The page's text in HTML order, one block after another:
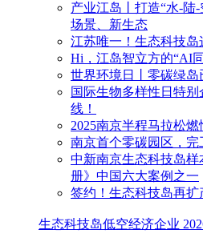
产业江岛丨打造“水-陆
场景、新生态
江苏唯一！生态科技
Hi，江岛智立方的“AI
世界环境日丨零碳绿岛
国际生物多样性日特别
线！
2025南京半程马拉松燃
南京首个零碳园区，完
中新南京生态科技岛
册》中国六大案例之一
签约！生态科技岛再扩
生态科技岛低空经济企业